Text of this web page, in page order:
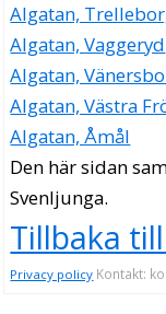
Algatan,
Algatan, Vaggeryd
Algatan,
Algatan, Västra
Algatan, Åmål
Den här sidan
Svenljunga.
Tillbaka
Privacy policy Kontakt: